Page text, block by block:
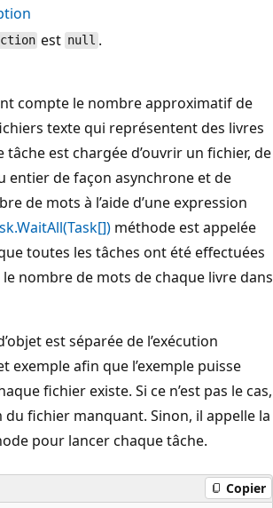
est null .
compte le nombre approximatif de
texte qui représentent des livres
tâche est chargée d’ouvrir un fichier, de
entier de façon asynchrone et de
de mots à l’aide d’une expression
méthode est appelée
toutes les tâches ont été effectuées
le nombre de mots de chaque livre dans
est séparée de l’exécution
exemple afin que l’exemple puisse
fichier existe. Si ce n’est pas le cas,
du fichier manquant. Sinon, il appelle la
pour lancer chaque tâche.
Copier